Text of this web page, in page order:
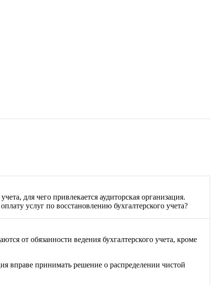
для чего привлекается аудиторская организация.
услуг по восстановлению бухгалтерского учета?
от обязанности ведения бухгалтерского учета, кроме
вправе принимать решение о распределении чистой